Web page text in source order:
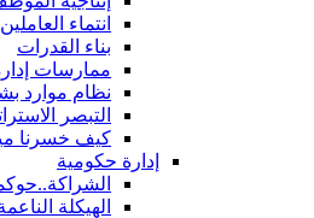
انتماء العاملين
بناء القدرات
ممارسات
نظام موارد
التبصر
كيف خسرنا
إدارة حكومية
الهيكلة